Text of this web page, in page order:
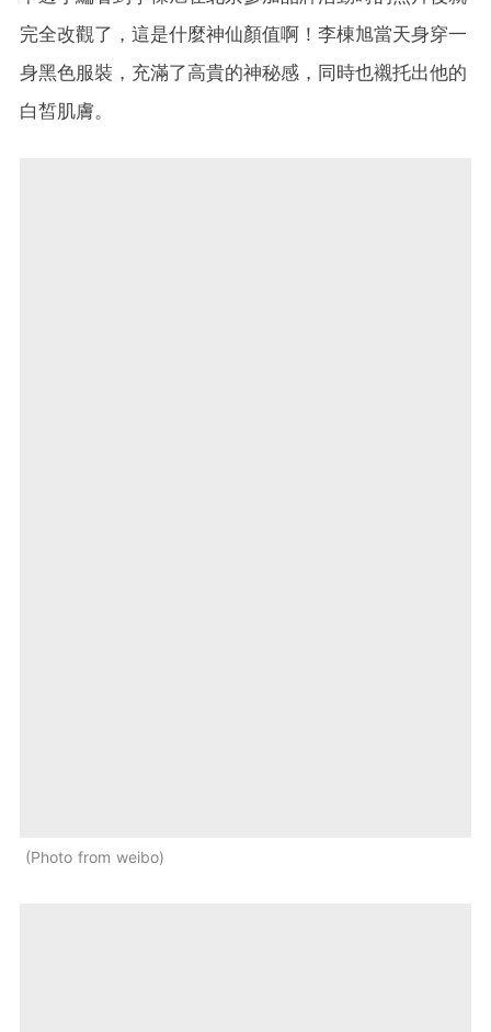
完全改觀了，這是什麼神仙顏值啊！李棟旭當天身穿一
身黑色服裝，充滿了高貴的神秘感，同時也襯托出他的
白皙肌膚。
Photo from weibo